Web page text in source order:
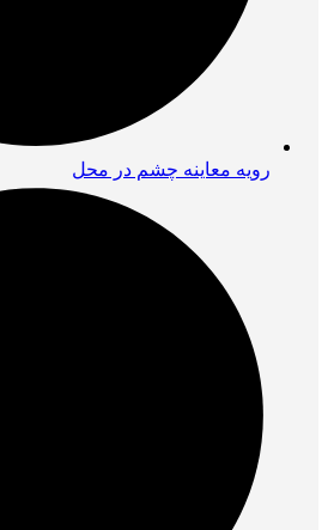
رویه معاینه چشم در محل